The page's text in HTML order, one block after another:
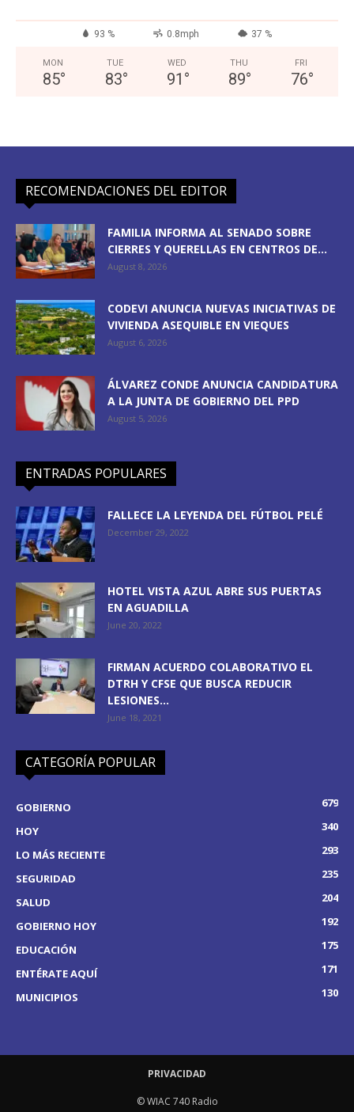
93 % 0.8mph 37 %
MON
85°
TUE
83°
WED
91 °
THU
89°
FRI
76°
RECOMENDACIONES DEL EDITOR
FAMILIA INFORMA AL SENADO SOBRE
CIERRES Y QUERELLAS EN CENTROS DE...
August 8, 2026
CODEVI ANUNCIA NUEVAS INICIATIVAS DE
VIVIENDA ASEQUIBLE EN VIEQUES
August 6, 2026
ÁLVAREZ CONDE ANUNCIA CANDIDATURA
A LA JUNTA DE GOBIERNO DEL PPD
August 5, 2026
ENTRADAS POPULARES
FALLECE LA LEYENDA DEL FÚTBOL PELÉ
December 29, 2022
HOTEL VISTA AZUL ABRE SUS PUERTAS
EN AGUADILLA
June 20, 2022
FIRMAN ACUERDO COLABORATIVO EL
DTRH Y CFSE QUE BUSCA REDUCIR
LESIONES...
June 18, 2021
CATEGORÍA POPULAR
GOBIERNO
679
HOY
340
LO MÁS RECIENTE
293
SEGURIDAD
235
SALUD
204
GOBIERNO HOY
192
EDUCACIÓN
175
ENTÉRATE AQUÍ
171
MUNICIPIOS
130
PRIVACIDAD
© WIAC 740 Radio